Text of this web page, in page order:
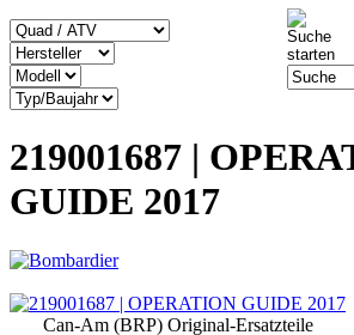
219001687 |
GUIDE 2017
Can-Am (BRP) Original-Ersatzteile